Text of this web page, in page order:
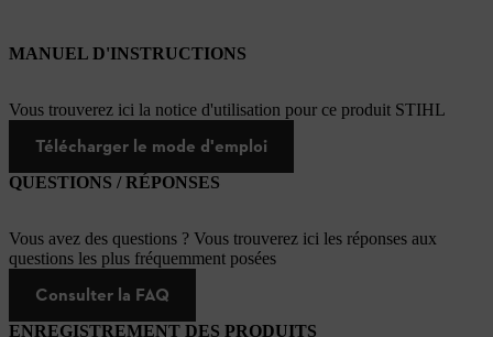
MANUEL D'INSTRUCTIONS
Vous trouverez ici la notice d'utilisation pour ce produit STIHL
Télécharger le mode d'emploi
QUESTIONS / RÉPONSES
Vous avez des questions ? Vous trouverez ici les réponses aux
questions les plus fréquemment posées
Consulter la FAQ
ENREGISTREMENT DES PRODUITS